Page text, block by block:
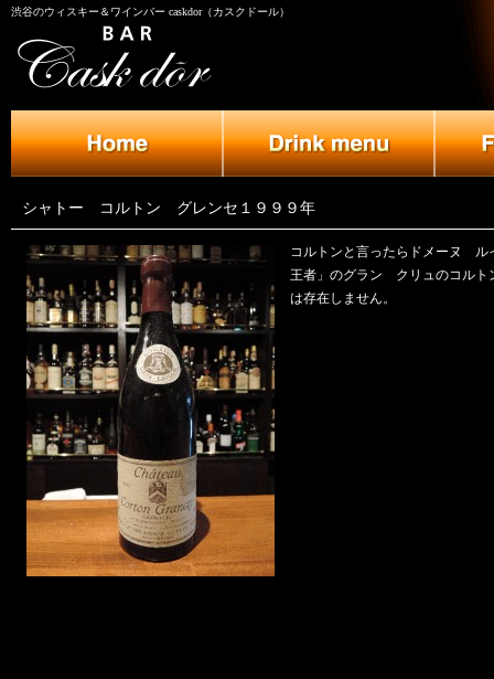
渋谷のウィスキー＆ワインバー caskdor（カスクドール）
シャトー コルトン グレンセ１９９９年
コルトンと言ったらドメーヌ
王者」のグラン クリュのコルト
は存在しません。